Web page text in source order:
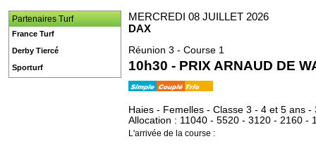
MERCREDI 08 JUILLET 2026
DAX
Réunion 3 - Course 1
10h30 - PRIX ARNAUD DE
Haies - Femelles - Classe 3 - 4 et 5 ans
Allocation : 11040 - 5520 - 3120 - 2160 -
L'arrivée de la course :
Partenaires Turf
France Turf
Derby Tiercé
Sporturf